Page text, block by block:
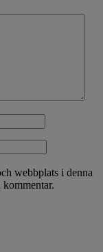
webbplats i denna